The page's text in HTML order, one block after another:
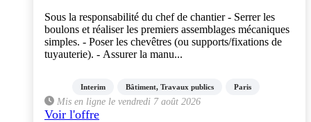
Sous la responsabilité du chef de chantier - Serrer les
boulons et réaliser les premiers assemblages mécaniques
simples. - Poser les chevêtres (ou supports/fixations de
tuyauterie). - Assurer la manu...
Interim Bâtiment, Travaux publics Paris
Mis en ligne le vendredi 7 août 2026
Voir l'offre